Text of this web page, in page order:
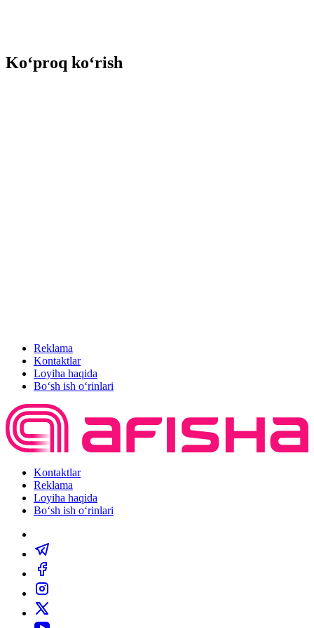
Ko‘proq ko‘rish
Reklama
Kontaktlar
Loyiha haqida
Bo‘sh ish o‘rinlari
Kontaktlar
Reklama
Loyiha haqida
Bo‘sh ish o‘rinlari